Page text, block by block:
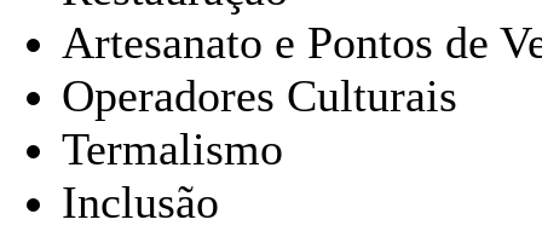
Artesanato e Pontos de
Operadores Culturais
Termalismo
Inclusão